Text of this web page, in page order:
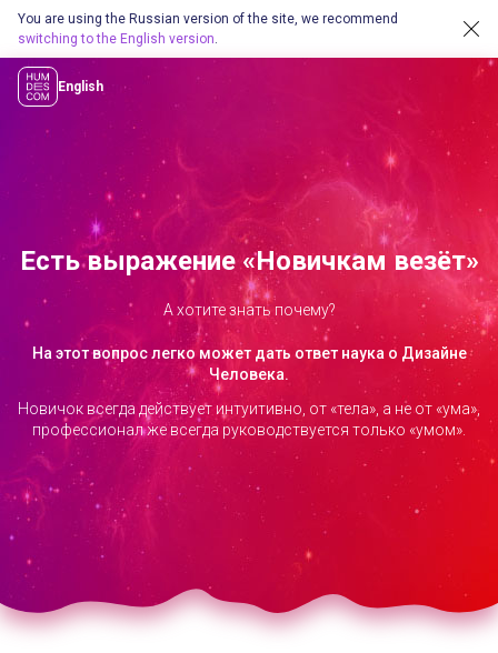
You are using the Russian version of the site, we recommend
switching to the English version.
English
Есть выражение «Новичкам везёт»
А хотите знать почему?
На этот вопрос легко может дать ответ наука о Дизайне
Человека.
Новичок всегда действует интуитивно, от «тела», а не от «ума»,
профессионал же всегда руководствуется только «умом».